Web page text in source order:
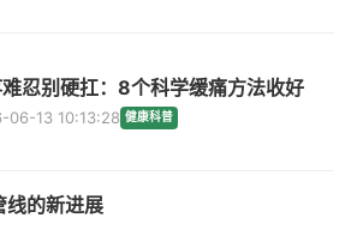
忍别硬扛：8个科学缓痛方法收好
06-13 10:13:28 健康科普
线的新进展